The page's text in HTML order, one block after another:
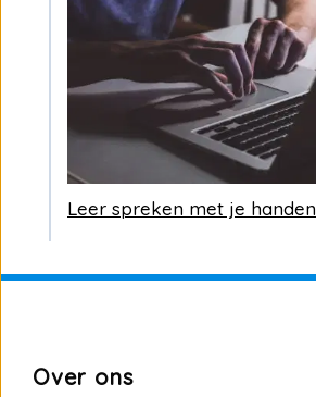
Leer spreken met je handen
Over ons